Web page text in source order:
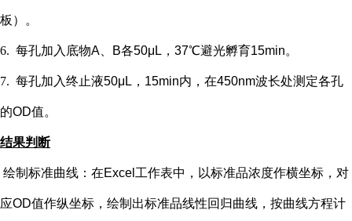
板）。
6. 每孔加入底物A、B各50μL，37℃避光孵育15min。
7. 每孔加入终止液50μL，15min内，在450nm波长处测定各孔
的OD值。
结果判断
绘制标准曲线：在Excel工作表中，以标准品浓度作横坐标，对
应OD值作纵坐标，绘制出标准品线性回归曲线，按曲线方程计